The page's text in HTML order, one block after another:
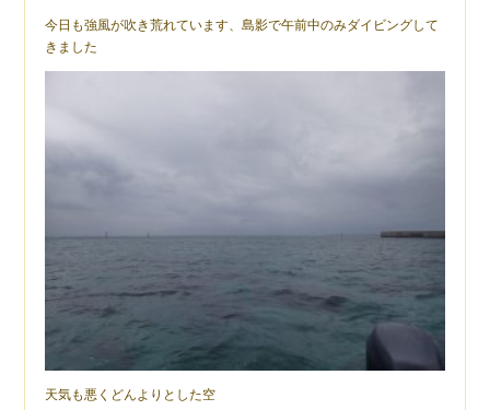
今日も強風が吹き荒れています、島影で午前中のみダイビングして
きました
天気も悪くどんよりとした空